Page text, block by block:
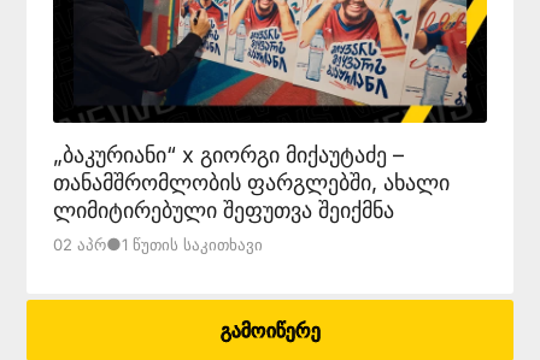
„ბაკურიანი“ x გიორგი მიქაუტაძე –
თანამშრომლობის ფარგლებში, ახალი
ლიმიტირებული შეფუთვა შეიქმნა
02 Აპრ●1 Წუთის Საკითხავი
გამოიწერე